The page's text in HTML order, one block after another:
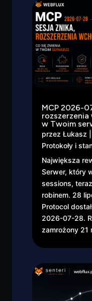
MCP 2026-
rozszerzenia
w Twoim
przez Łukasz
Protokoły i
Największa
Serwer, który
sessions,
robinem. 28
Protocol
2026-07-28.
zamrożony 21